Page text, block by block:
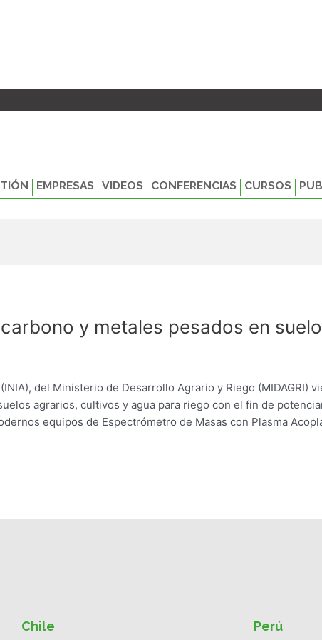
EMPRESAS VIDEOS CONFERENCIAS CURSOS
carbono y metales pesados en
del Ministerio de Desarrollo Agrario y Riego (MIDAGRI)
agrarios, cultivos y agua para riego con el fin de
equipos de Espectrómetro de Masas con Plasma
Chile Perú